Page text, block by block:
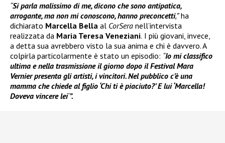
“Si parla malissimo di me, dicono che sono antipatica,
arrogante, ma non mi conoscono, hanno preconcetti,”ha
dichiarato Marcella Bella al CorSera nell’intervista
realizzata da Maria Teresa Veneziani. I più giovani, invece,
a detta sua avrebbero visto la sua anima e chi è davvero. A
colpirla particolarmente è stato un episodio: “Io mi classifico
ultima e nella trasmissione il giorno dopo il Festival Mara
Vernier presenta gli artisti, i vincitori. Nel pubblico c’è una
mamma che chiede al figlio ‘Chi ti è piaciuto?’ E lui ‘Marcella!
Doveva vincere lei‘”.